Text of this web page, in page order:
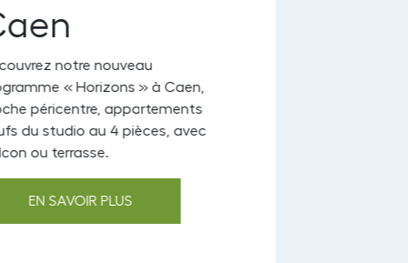
notre nouveau
« Horizons » à Caen,
péricentre, appartements
du studio au 4 pièces, avec
ou terrasse.
EN SAVOIR PLUS